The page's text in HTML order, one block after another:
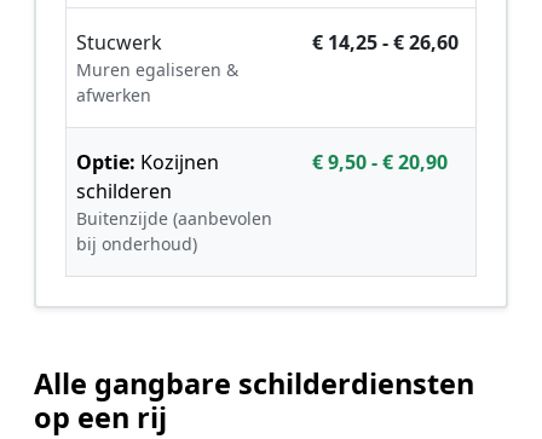
Stucwerk
Muren egaliseren &
afwerken
€ 14,25 - € 26,60
Optie: Kozijnen
schilderen
Buitenzijde (aanbevolen
bij onderhoud)
€ 9,50 - € 20,90
Alle gangbare schilderdiensten
op een rij